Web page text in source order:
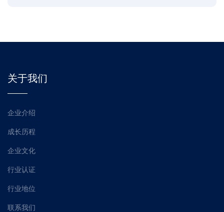
关于我们
企业介绍
成长历程
企业文化
行业认证
行业地位
联系我们